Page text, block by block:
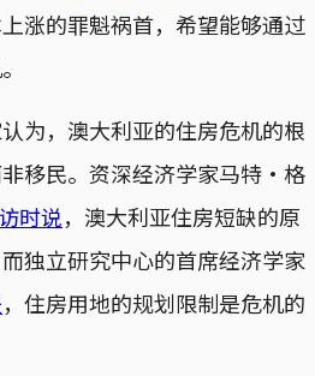
涨的罪魁祸首，希望能够通过
为，澳大利亚的住房危机的根
移民。资深经济学家马特・格
时说，澳大利亚住房短缺的原
独立研究中心的首席经济学家
，住房用地的规划限制是危机的